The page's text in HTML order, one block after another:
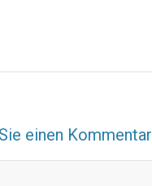
einen Kommentar